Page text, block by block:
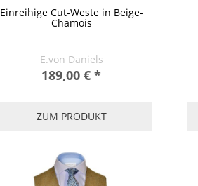
Einreihige Cut-Weste in Beige-
Chamois
E.von Daniels
189,00 € *
ZUM PRODUKT